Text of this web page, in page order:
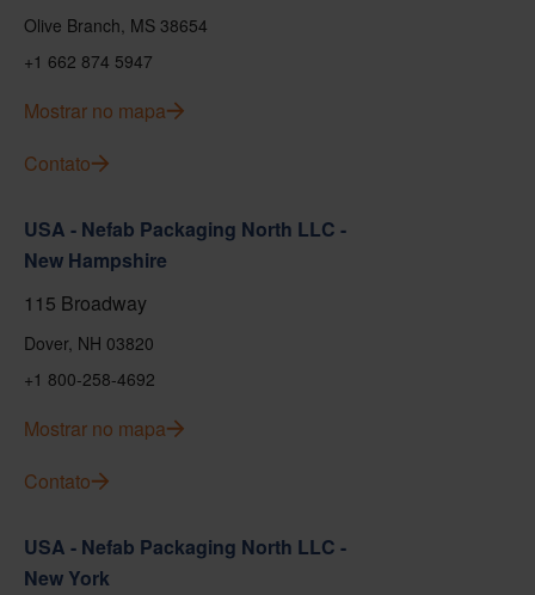
Olive Branch, MS 38654
+1 662 874 5947
Mostrar no mapa
Contato
USA - Nefab Packaging North LLC -
New Hampshire
115 Broadway
Dover, NH 03820
+1 800-258-4692
Mostrar no mapa
Contato
USA - Nefab Packaging North LLC -
New York